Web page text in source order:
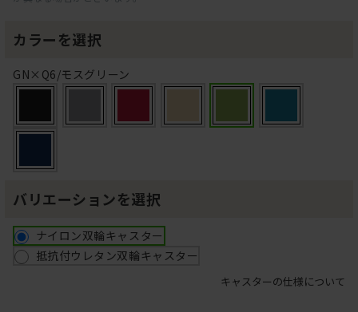
カラーを選択
GN×Q6/モスグリーン
バリエーションを選択
ナイロン双輪キャスター
抵抗付ウレタン双輪キャスター
キャスターの仕様について